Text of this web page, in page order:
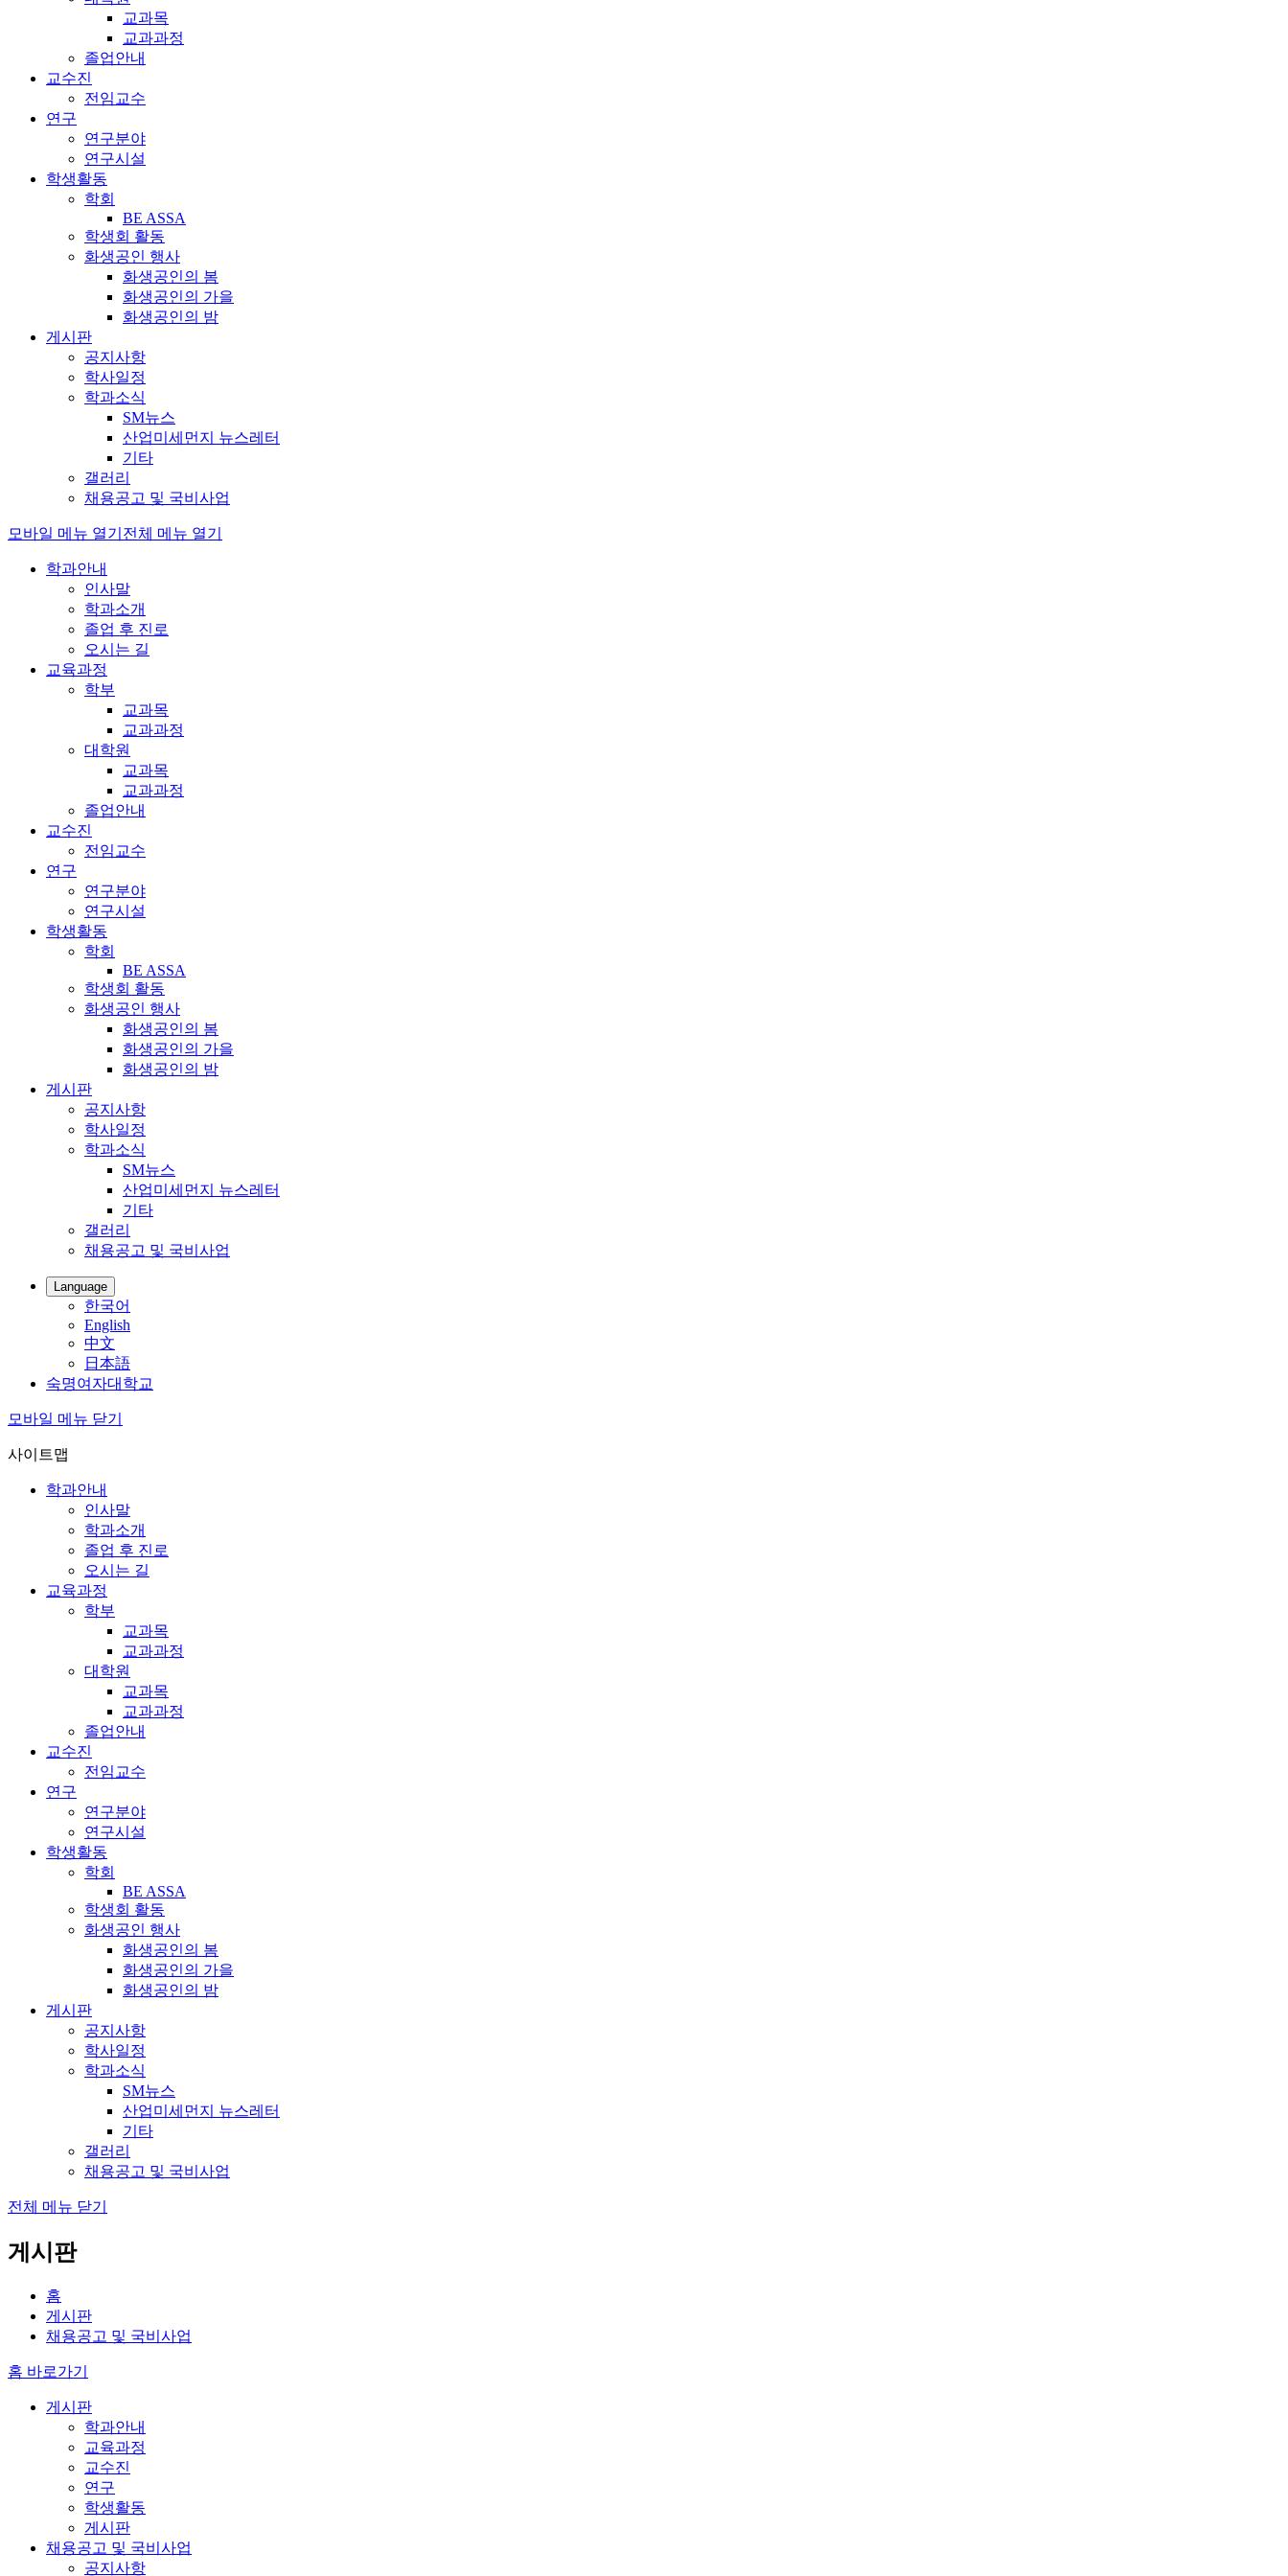
교과목
교과과정
졸업안내
교수진
전임교수
연구
연구분야
연구시설
학생활동
학회
BE ASSA
학생회 활동
화생공인 행사
화생공인의 봄
화생공인의 가을
화생공인의 밤
게시판
공지사항
학사일정
학과소식
SM뉴스
산업미세먼지 뉴스레터
기타
갤러리
채용공고 및 국비사업
모바일 메뉴 열기 전체 메뉴 열기
학과안내
인사말
학과소개
졸업 후 진로
오시는 길
교육과정
학부
교과목
교과과정
대학원
교과목
교과과정
졸업안내
교수진
전임교수
연구
연구분야
연구시설
학생활동
학회
BE ASSA
학생회 활동
화생공인 행사
화생공인의 봄
화생공인의 가을
화생공인의 밤
게시판
공지사항
학사일정
학과소식
SM뉴스
산업미세먼지 뉴스레터
기타
갤러리
채용공고 및 국비사업
Language
한국어
English
中文
日本語
숙명여자대학교
모바일 메뉴 닫기
사이트맵
학과안내
인사말
학과소개
졸업 후 진로
오시는 길
교육과정
학부
교과목
교과과정
대학원
교과목
교과과정
졸업안내
교수진
전임교수
연구
연구분야
연구시설
학생활동
학회
BE ASSA
학생회 활동
화생공인 행사
화생공인의 봄
화생공인의 가을
화생공인의 밤
게시판
공지사항
학사일정
학과소식
SM뉴스
산업미세먼지 뉴스레터
기타
갤러리
채용공고 및 국비사업
전체 메뉴 닫기
게시판
홈
게시판
채용공고 및 국비사업
홈 바로가기
게시판
학과안내
교육과정
교수진
연구
학생활동
게시판
채용공고 및 국비사업
공지사항